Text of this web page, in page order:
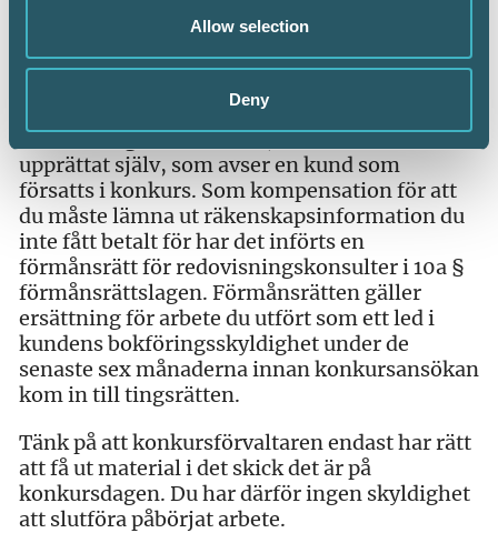
Allow selection
Deny
konkurslagen rätt att ta hand om allt som
ingår i en komplett bokföring enligt
bokföringslagen. Som redovisningskonsult är
du därför skyldig att lämna ut all
redovisningsinformation, även den du
upprättat själv, som avser en kund som
försatts i konkurs. Som kompensation för att
du måste lämna ut räkenskapsinformation du
inte fått betalt för har det införts en
förmånsrätt för redovisningskonsulter i 10a §
förmånsrättslagen. Förmånsrätten gäller
ersättning för arbete du utfört som ett led i
kundens bokföringsskyldighet under de
senaste sex månaderna innan konkursansökan
kom in till tingsrätten.
Tänk på att konkursförvaltaren endast har rätt
att få ut material i det skick det är på
konkursdagen. Du har därför ingen skyldighet
att slutföra påbörjat arbete.